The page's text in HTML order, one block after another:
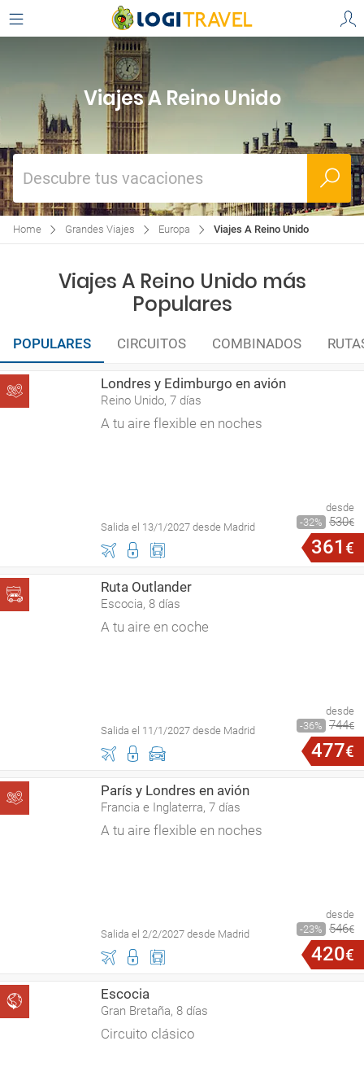
Viajes A Reino Unido
Descubre tus vacaciones
Home Grandes Viajes Europa Viajes A Reino Unido
Viajes A Reino Unido más
Populares
POPULARES CIRCUITOS COMBINADOS
Londres y Edimburgo en avión
Reino Unido, 7 días
A tu aire flexible en noches
Salida el 13/1/2027 desde Madrid
desde
32
530€
361 €
Ruta Outlander
Escocia, 8 días
A tu aire en coche
Salida el 11/1/2027 desde Madrid
desde
36
744€
477€
París y Londres en avión
Francia e Inglaterra, 7 días
A tu aire flexible en noches
Salida el 2/2/2027 desde Madrid
desde
23
546€
420€
Escocia
Gran Bretaña, 8 días
Circuito clásico